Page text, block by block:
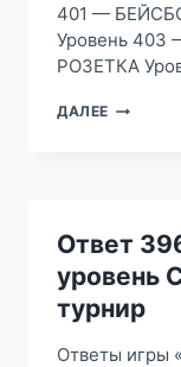
401 —
Уровень 403
РОЗЕТКА
ДАЛЕЕ ОТВЕТ
УРОВЕНЬ
СЛОВА
ТУРНИР
Ответ
уровень
турнир
Ответы игры